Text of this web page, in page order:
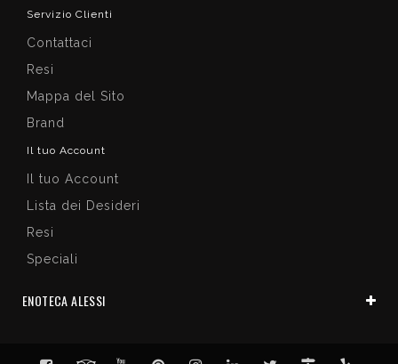
Servizio Clienti
Contattaci
Resi
Mappa del Sito
Brand
Il tuo Account
Il tuo Account
Lista dei Desideri
Resi
Speciali
ENOTECA ALESSI